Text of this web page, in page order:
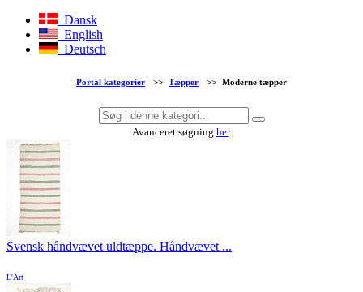
Dansk
English
Deutsch
Portal kategorier >> Tæpper >> Moderne tæpper
Avanceret søgning her.
Svensk håndvævet uldtæppe. Håndvævet ...
L'Art